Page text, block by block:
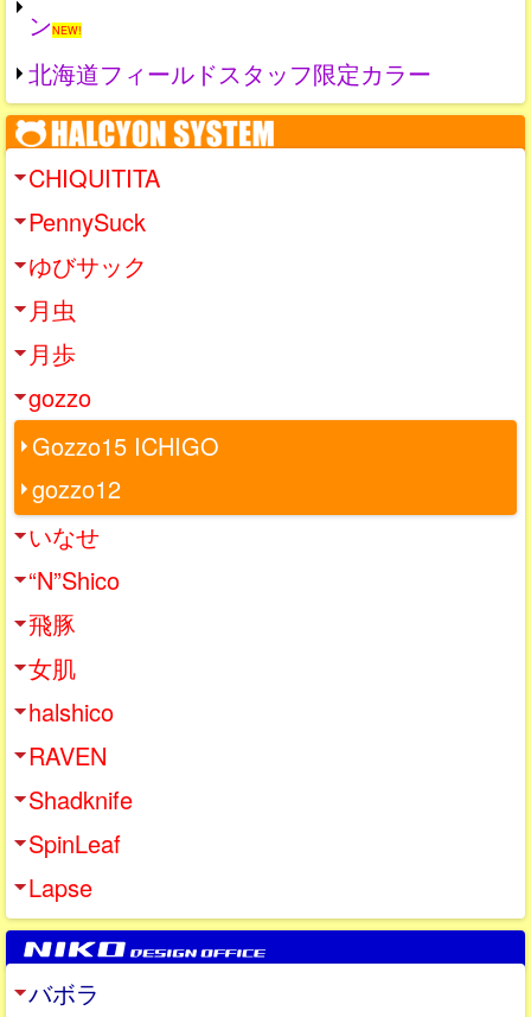
ンNEW!
北海道フィールドスタッフ限定カラー
CHIQUITITA
PennySuck
ゆびサック
月虫
月歩
gozzo
Gozzo15 ICHIGO
gozzo12
いなせ
“N”Shico
飛豚
女肌
halshico
RAVEN
Shadknife
SpinLeaf
Lapse
バボラ